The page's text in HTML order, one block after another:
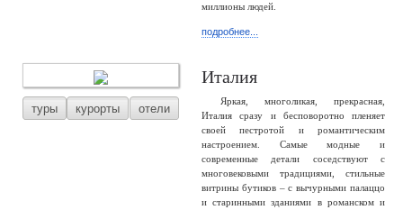
миллионы людей.
подробнее...
туры курорты отели
Италия
Яркая, многоликая, прекрасная,
Италия сразу и бесповоротно пленяет
своей пестротой и романтическим
настроением. Самые модные и
современные детали соседствуют с
многовековыми традициями, стильные
витрины бутиков – с вычурными палаццо
и старинными зданиями в романском и